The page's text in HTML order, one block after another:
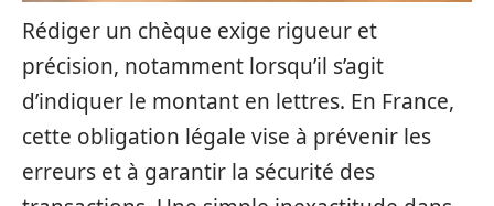
Rédiger un chèque exige rigueur et
précision, notamment lorsqu’il s’agit
d’indiquer le montant en lettres. En France,
cette obligation légale vise à prévenir les
erreurs et à garantir la sécurité des